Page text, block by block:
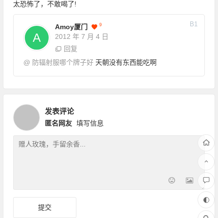
太恐怖了，不敢喝了!
Amoy厦门 9
2012 年 7 月 4 日
B1
回复
@ 防辐射服哪个牌子好天朝没有东西能吃啊
发表评论
匿名网友 填写信息